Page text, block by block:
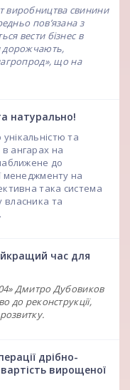
виробництва свинини
пов’язана з
вести бізнес в
дорожчають,
що на
натурально!
та
ангарах на
до
менеджменту на
така система
власника та
час для
Дмитро Дубовиков
до реконструкції,
дрібно-
вирощеної